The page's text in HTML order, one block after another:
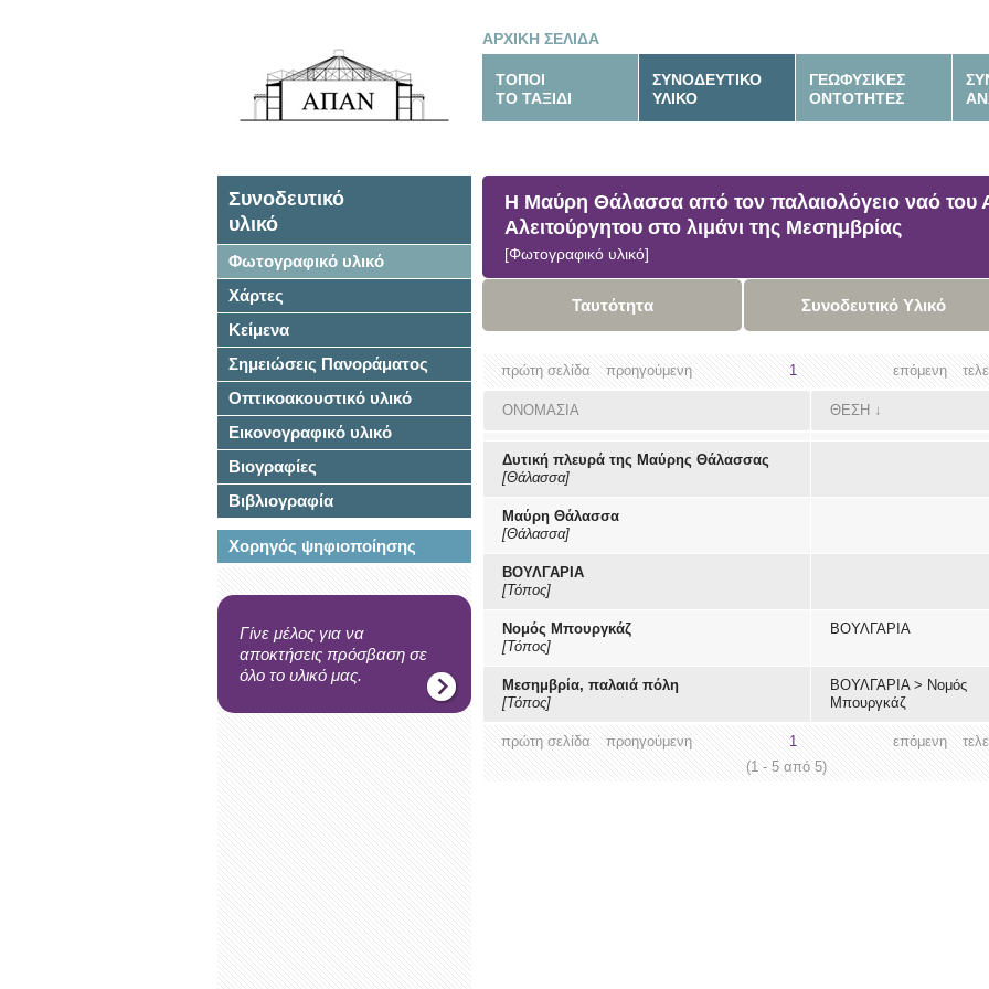
ΑΡΧΙΚΗ ΣΕΛΙΔΑ
ΤΟΠΟΙ
ΤΟ ΤΑΞΙΔΙ
ΣΥΝΟΔΕΥΤΙΚΟ
ΥΛΙΚΟ
ΓΕΩΦΥΣΙΚΕΣ
ΟΝΤΟΤΗΤΕΣ
Συνοδευτικό
υλικό
Φωτογραφικό υλικό
Χάρτες
Κείμενα
Σημειώσεις Πανοράματος
Οπτικοακουστικό υλικό
Εικονογραφικό υλικό
Βιογραφίες
Βιβλιογραφία
Χορηγός ψηφιοποίησης
Γίνε μέλος για να
αποκτήσεις πρόσβαση σε
όλο το υλικό μας.
Η Μαύρη Θάλασσα από τον παλαιολόγειο ναό του
Αλειτούργητου στο λιμάνι της Μεσημβρίας
[Φωτογραφικό υλικό]
Ταυτότητα Συνοδευτικό Υλικό
επόμενη
πρώτη σελίδα προηγούμενη 1
ΟΝΟΜΑΣΙΑ ΘΕΣΗ ↓
Δυτική πλευρά της Μαύρης Θάλασσας
[Θάλασσα]
Μαύρη Θάλασσα
[Θάλασσα]
ΒΟΥΛΓΑΡΙΑ
[Τόπος]
Νομός Μπουργκάζ
[Τόπος]
ΒΟΥΛΓΑΡΙΑ
Μεσημβρία, παλαιά πόλη
[Τόπος]
ΒΟΥΛΓΑΡΙΑ> Νομός
Μπουργκάζ
επόμενη
πρώτη σελίδα προηγούμενη
1
(1 - 5 από 5)